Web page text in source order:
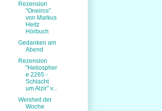
Rezension
"Oneiros"
von Markus
Heitz
Hörbuch
Gedanken am
Abend
Rezension
"Heliospher
e 2265 -
Schlacht
um Alzir" v...
Weisheit der
Woche